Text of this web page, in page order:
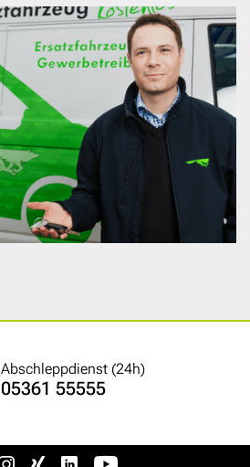
Abschleppdienst (24h)
05361 55555